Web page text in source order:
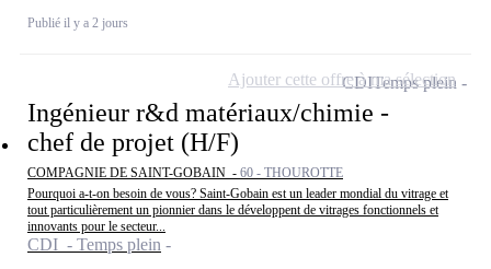
Publié il y a 2 jours
Ingénieur r&d matériaux/chimie -
chef de projet (H/F)
COMPAGNIE DE SAINT-GOBAIN - 60 - THOUROTTE
Pourquoi a-t-on besoin de vous? Saint-Gobain est un leader mondial du vitrage et
tout particulièrement un pionnier dans le développent de vitrages fonctionnels et
innovants pour le secteur...
CDI - Temps plein
CDITemps plein
Ajouter cette offre à ma sélection